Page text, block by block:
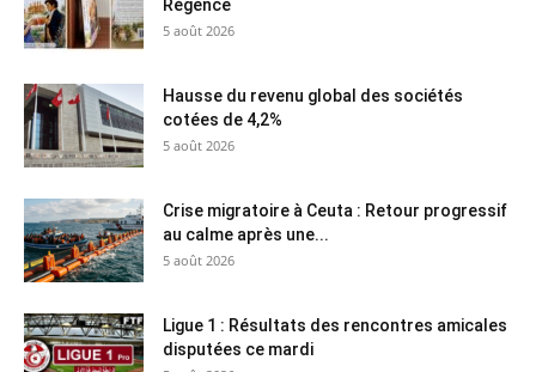
Régence
5 août 2026
Hausse du revenu global des sociétés
cotées de 4,2%
5 août 2026
Crise migratoire à Ceuta : Retour progressif
au calme après une...
5 août 2026
Ligue 1 : Résultats des rencontres amicales
disputées ce mardi